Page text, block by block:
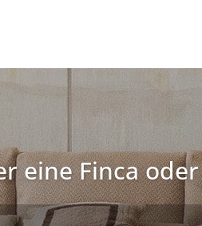
eine Finca